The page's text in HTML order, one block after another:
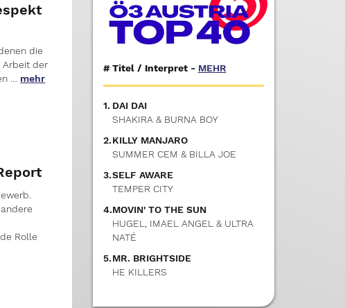
die
Arbeit der
… mehr
Rolle
# Titel / Interpret - MEHR
1. DAI DAI
SHAKIRA & BURNA BOY
2.KILLY MANJARO
SUMMER CEM & BILLA JOE
3.SELF AWARE
TEMPER CITY
4.MOVIN' TO THE SUN
HUGEL, IMAEL ANGEL & ULTRA
NATÉ
5.MR. BRIGHTSIDE
HE KILLERS